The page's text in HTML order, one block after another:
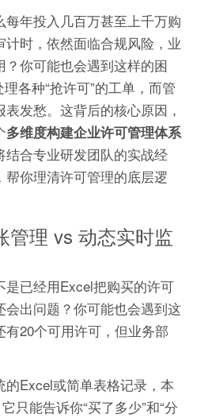
年投入几百万甚至上千万购
时，依然面临合规风险，业
你可能也会遇到这样的困
各种“抢许可”的工单，而管
发愁。这背后的核心原因，
多维度构建企业许可管理体系
合专业研发团队的实战经
你理清许可管理的底层逻
管理 vs 动态实时监
已经用Excel把购买的许可
出问题？你可能也会遇到这
20个可用许可，但业务部
的Excel或简单表格记录，本
只能告诉你“买了多少”和“分